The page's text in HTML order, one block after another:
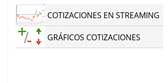
COTIZACIONES EN STREAMING
GRÁFICOS COTIZACIONES